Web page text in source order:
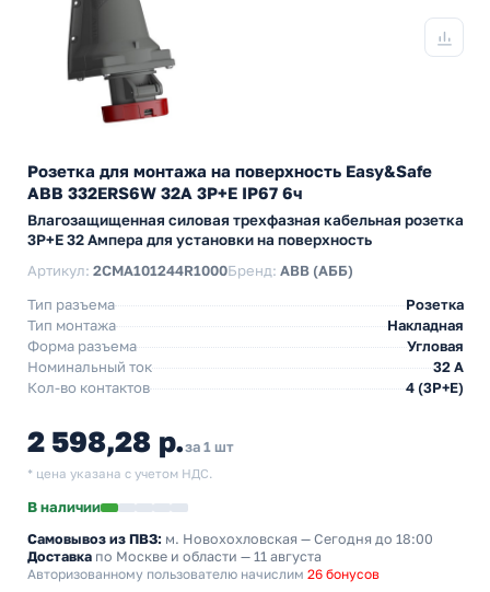
Розетка для монтажа на поверхность Easy&Safe
ABB 332ERS6W 32A 3P+E IP67 6ч
Влагозащищенная силовая трехфазная кабельная розетка
3P+E 32 Ампера для установки на поверхность
Артикул: 2CMA101244R1000Бренд: ABB (АББ)
Тип разъема
Розетка
Тип монтажа
Накладная
Форма разъема
Угловая
Номинальный ток
32 А
Кол-во контактов
4 (3P+E)
2 598,28 р.за 1 шт
* цена указана с учетом НДС.
В наличии
Самовывоз из ПВЗ: м. Новохохловская — Сегодня до 18:00
Доставка по Москве и области — 11 августа
Авторизованному пользователю начислим 26 бонусов